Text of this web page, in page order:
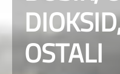
OSTALI